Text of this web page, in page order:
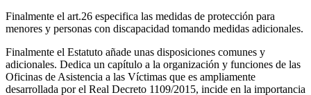
Finalmente el art.26 especifica las medidas de protección para
menores y personas con discapacidad tomando medidas adicionales.
Finalmente el Estatuto añade unas disposiciones comunes y
adicionales. Dedica un capítulo a la organización y funciones de las
Oficinas de Asistencia a las Víctimas que es ampliamente
desarrollada por el Real Decreto 1109/2015, incide en la importancia